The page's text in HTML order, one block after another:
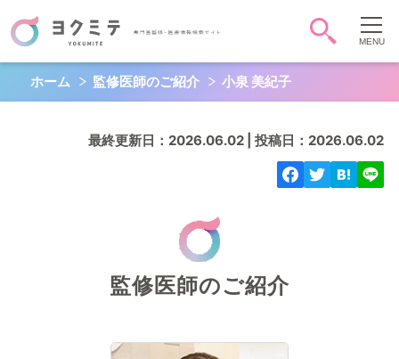
症状・病気から調べる
肩腕手
心
キーワード検索
ホーム 監修医師のご紹介 小泉 美紀子
最終更新日：2026.06.02 | 投稿日：2026.06.02
監修医師のご紹介